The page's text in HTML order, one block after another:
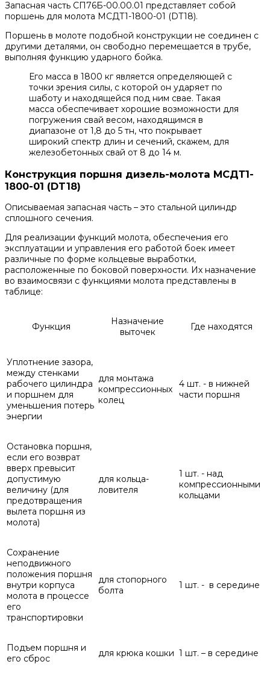
Запасная часть СП76Б-00.00.01 представляет собой
поршень для молота МСДТ1-1800-01 (DT18).
Поршень в молоте подобной конструкции не соединен с
другими деталями, он свободно перемещается в трубе,
выполняя функцию ударного бойка.
Его масса в 1800 кг является определяющей с
точки зрения силы, с которой он ударяет по
шаботу и находящейся под ним свае. Такая
масса обеспечивает хорошие возможности для
погружения свай весом, находящимся в
диапазоне от 1,8 до 5 тн, что покрывает
широкий спектр длин и сечений, скажем, для
железобетонных свай от 8 до 14 м.
Конструкция поршня дизель-молота МСДТ1-
1800-01 (DT18)
Описываемая запасная часть – это стальной цилиндр
сплошного сечения.
Для реализации функций молота, обеспечения его
эксплуатации и управления его работой боек имеет
различные по форме кольцевые выработки,
расположенные по боковой поверхности. Их назначение
во взаимосвязи с функциями молота представлены в
таблице:
Функция
Назначение
выточек
Где находятся
Уплотнение зазора,
между стенками
рабочего цилиндра
и поршнем для
уменьшения потерь
энергии
для монтажа
компрессионных
колец
4 шт. - в нижней
части поршня
Остановка поршня,
если его возврат
вверх превысит
допустимую
величину (для
предотвращения
вылета поршня из
молота)
для кольца-
ловителя
1 шт. - над
компрессионными
кольцами
Сохранение
неподвижного
положения поршня
внутри корпуса
молота в процессе
его
транспортировки
для стопорного
болта
1 шт. - в середине
Подъем поршня и
его сброс
для крюка кошки 1 шт. – в середине